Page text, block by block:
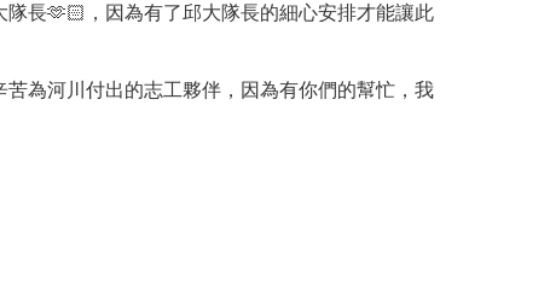
長🫶🏻，因為有了邱大隊長的細心安排才能讓此
為河川付出的志工夥伴，因為有你們的幫忙，我